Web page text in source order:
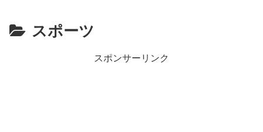
スポーツ
スポンサーリンク